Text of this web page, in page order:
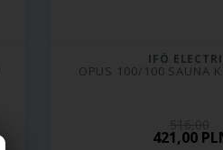
IFÖ
OPUS 100/100 SAUNA
421,00